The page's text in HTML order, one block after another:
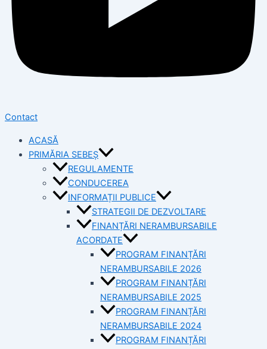
Contact
ACASĂ
PRIMĂRIA SEBEȘ
REGULAMENTE
CONDUCEREA
INFORMAȚII PUBLICE
STRATEGII DE DEZVOLTARE
FINANȚĂRI NERAMBURSABILE
ACORDATE
PROGRAM FINANȚĂRI
NERAMBURSABILE 2026
PROGRAM FINANȚĂRI
NERAMBURSABILE 2025
PROGRAM FINANȚĂRI
NERAMBURSABILE 2024
PROGRAM FINANȚĂRI